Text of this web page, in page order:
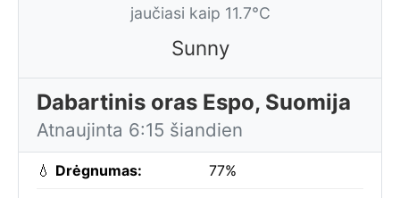
jaučiasi kaip 11.7°C
Sunny
Dabartinis oras Espo, Suomija
Atnaujinta 6:15 šiandien
💧 Drėgnumas: 77%